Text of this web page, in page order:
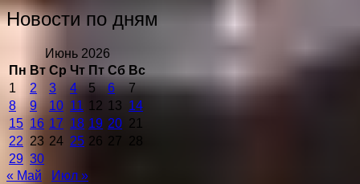
Новости по дням
Июнь 2026
Пн Вт Ср Чт Пт Сб Вс
1
2 3 4 5 6
7
8
9 10 11 12 13 14
15 16 17 18 19 20 21
22 23 24 25 26 27
28
29 30
« Май
Июл »